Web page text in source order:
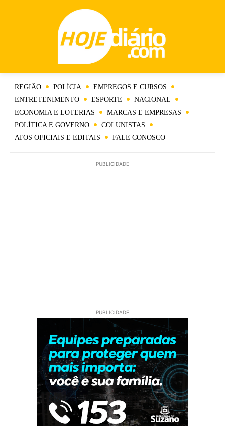
REGIÃO POLÍCIA
EMPREGOS E CURSOS
ENTRETENIMENTO
ESPORTE
NACIONAL
ECONOMIA E LOTERIAS
MARCAS E EMPRESAS
POLÍTICA E GOVERNO
COLUNISTAS
ATOS OFICIAIS E EDITAIS
FALE CONOSCO
PUBLICIDADE
PUBLICIDADE